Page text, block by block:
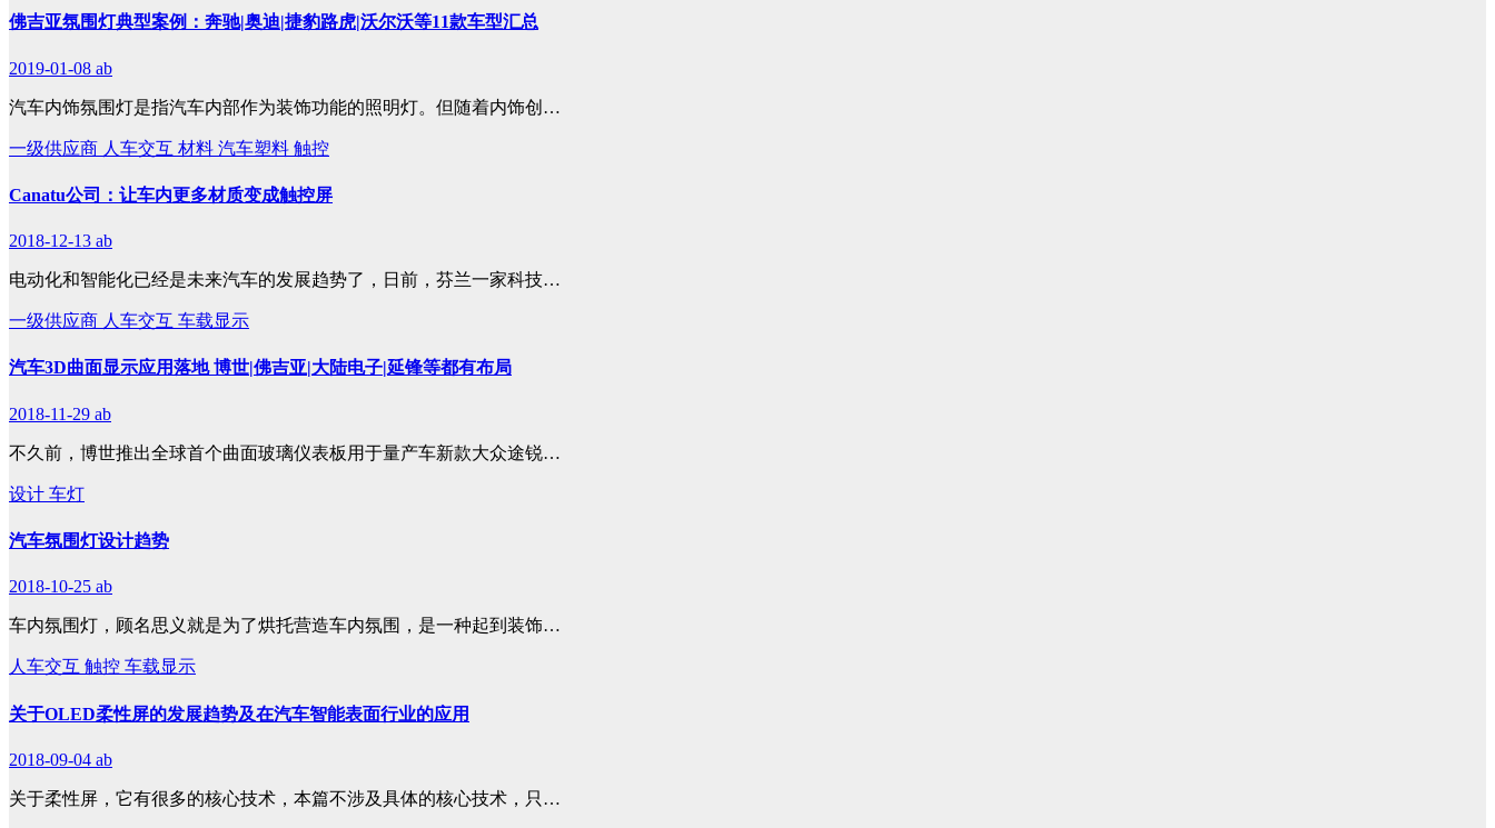
佛吉亚氛围灯典型案例：奔驰|奥迪|捷豹路虎|沃尔沃等11款车型汇总
2019-01-08 ab
汽车内饰氛围灯是指汽车内部作为装饰功能的照明灯。但随着内饰创…
一级供应商 人车交互 材料 汽车塑料 触控
Canatu公司：让车内更多材质变成触控屏
2018-12-13 ab
电动化和智能化已经是未来汽车的发展趋势了，日前，芬兰一家科技…
一级供应商 人车交互 车载显示
汽车3D曲面显示应用落地 博世|佛吉亚|大陆电子|延锋等都有布局
2018-11-29 ab
不久前，博世推出全球首个曲面玻璃仪表板用于量产车新款大众途锐…
设计 车灯
汽车氛围灯设计趋势
2018-10-25 ab
车内氛围灯，顾名思义就是为了烘托营造车内氛围，是一种起到装饰…
人车交互 触控 车载显示
关于OLED柔性屏的发展趋势及在汽车智能表面行业的应用
2018-09-04 ab
关于柔性屏，它有很多的核心技术，本篇不涉及具体的核心技术，只…